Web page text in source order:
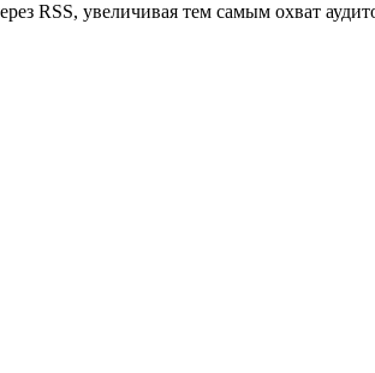
RSS, увеличивая тем самым охват